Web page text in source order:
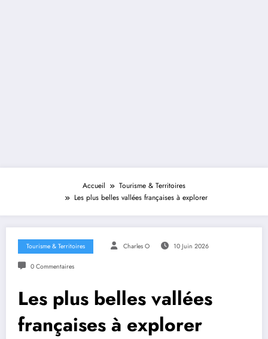
Accueil
Tourisme & Territoires
Les plus belles vallées françaises à explorer
Tourisme & Territoires Charles O 10 Juin 2026
0 Commentaires
Les plus belles vallées
françaises à explorer